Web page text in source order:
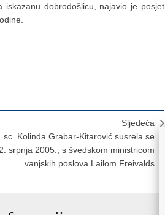
dobrodošlicu, najavio je posjet
Sljedeća
sc. Kolinda Grabar-Kitarović susrela se
srpnja 2005., s švedskom ministricom
vanjskih poslova Lailom Freivalds